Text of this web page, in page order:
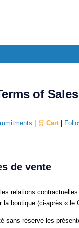
of Sales
🛒 Cart|
de vente
relations
boutique (ci-après « le
sans réserve les